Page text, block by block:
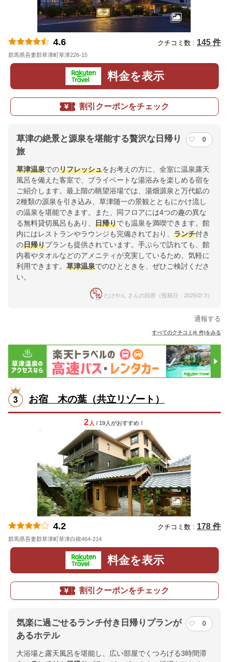
4.6 クチコミ数 : 145 件
群馬県吾妻郡草津町草津226-15
料金を表示
割引クーポンをチェック
草津の絶景と源泉を堪能する贅沢な日帰り
旅
0
草津温泉でのリフレッシュをお考えの方に、全室に温泉露天
風呂を備えた客室で、プライベートな湯浴みを楽しめる宿を
ご紹介します。最上階の眺望浴場では、湯畑源泉と万代鉱の
2種類の源泉を引き込み、草津随一の景観とともにかけ流し
の温泉を堪能できます。また、同フロアには4つの趣の異な
る無料貸切風呂もあり、 日帰りでも温泉を満喫できます。館
内にはレストランやラウンジも完備されており、 ランチ付き
の日帰りプランも提供されています。手ぶらで訪れても、館
内着やタオルなどのアメニティが充実しているため、気軽に
利用できます。 草津温泉でのひとときを、ぜひご検討くださ
い。
たけやん さんの回答（投稿日：2025/2/ 3）
通報する
すべてのクチコミ(6 件)をみる
お宿 木の葉（共立リゾート）
2 人 / 19人がおすすめ！
4.2 クチコミ数 : 178 件
群馬県吾妻郡草津町草津白根464-214
料金を表示
割引クーポンをチェック
気楽に過ごせるランチ付き日帰りプランが
あるホテル
0
大浴場と露天風呂を堪能し、広い部屋でくつろげる3時間滞